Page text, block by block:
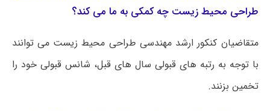
طراحی محیط زیست چه کمکی به ما می کند؟
متقاضیان کنکور ارشد مهندسی طراحی محیط زیست می توانند
با توجه به رتبه های قبولی سال های قبل، شانس قبولی خود را
تخمین بزنند.